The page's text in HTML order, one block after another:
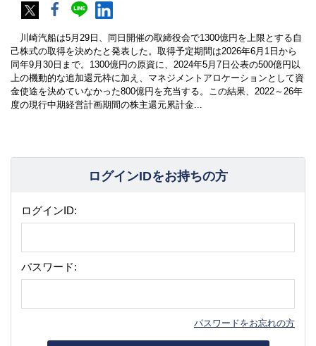
川崎汽船は5月29日、同日開催の取締役会で1300億円を上限とする自
己株式の取得を決めたと発表した。取得予定期間は2026年6月1日から
同年9月30日まで。1300億円の原資に、2024年5月7日公表の500億円以
上の機動的な追加還元枠に加え、マネジメントアロケーションとして資
金使途を決めていなかった800億円を充当する。この結果、2022～26年
度の現行中期経営計画期間の株主還元累計金...
ログインIDをお持ちの方
ログインID:
パスワード:
パスワードをお忘れの方